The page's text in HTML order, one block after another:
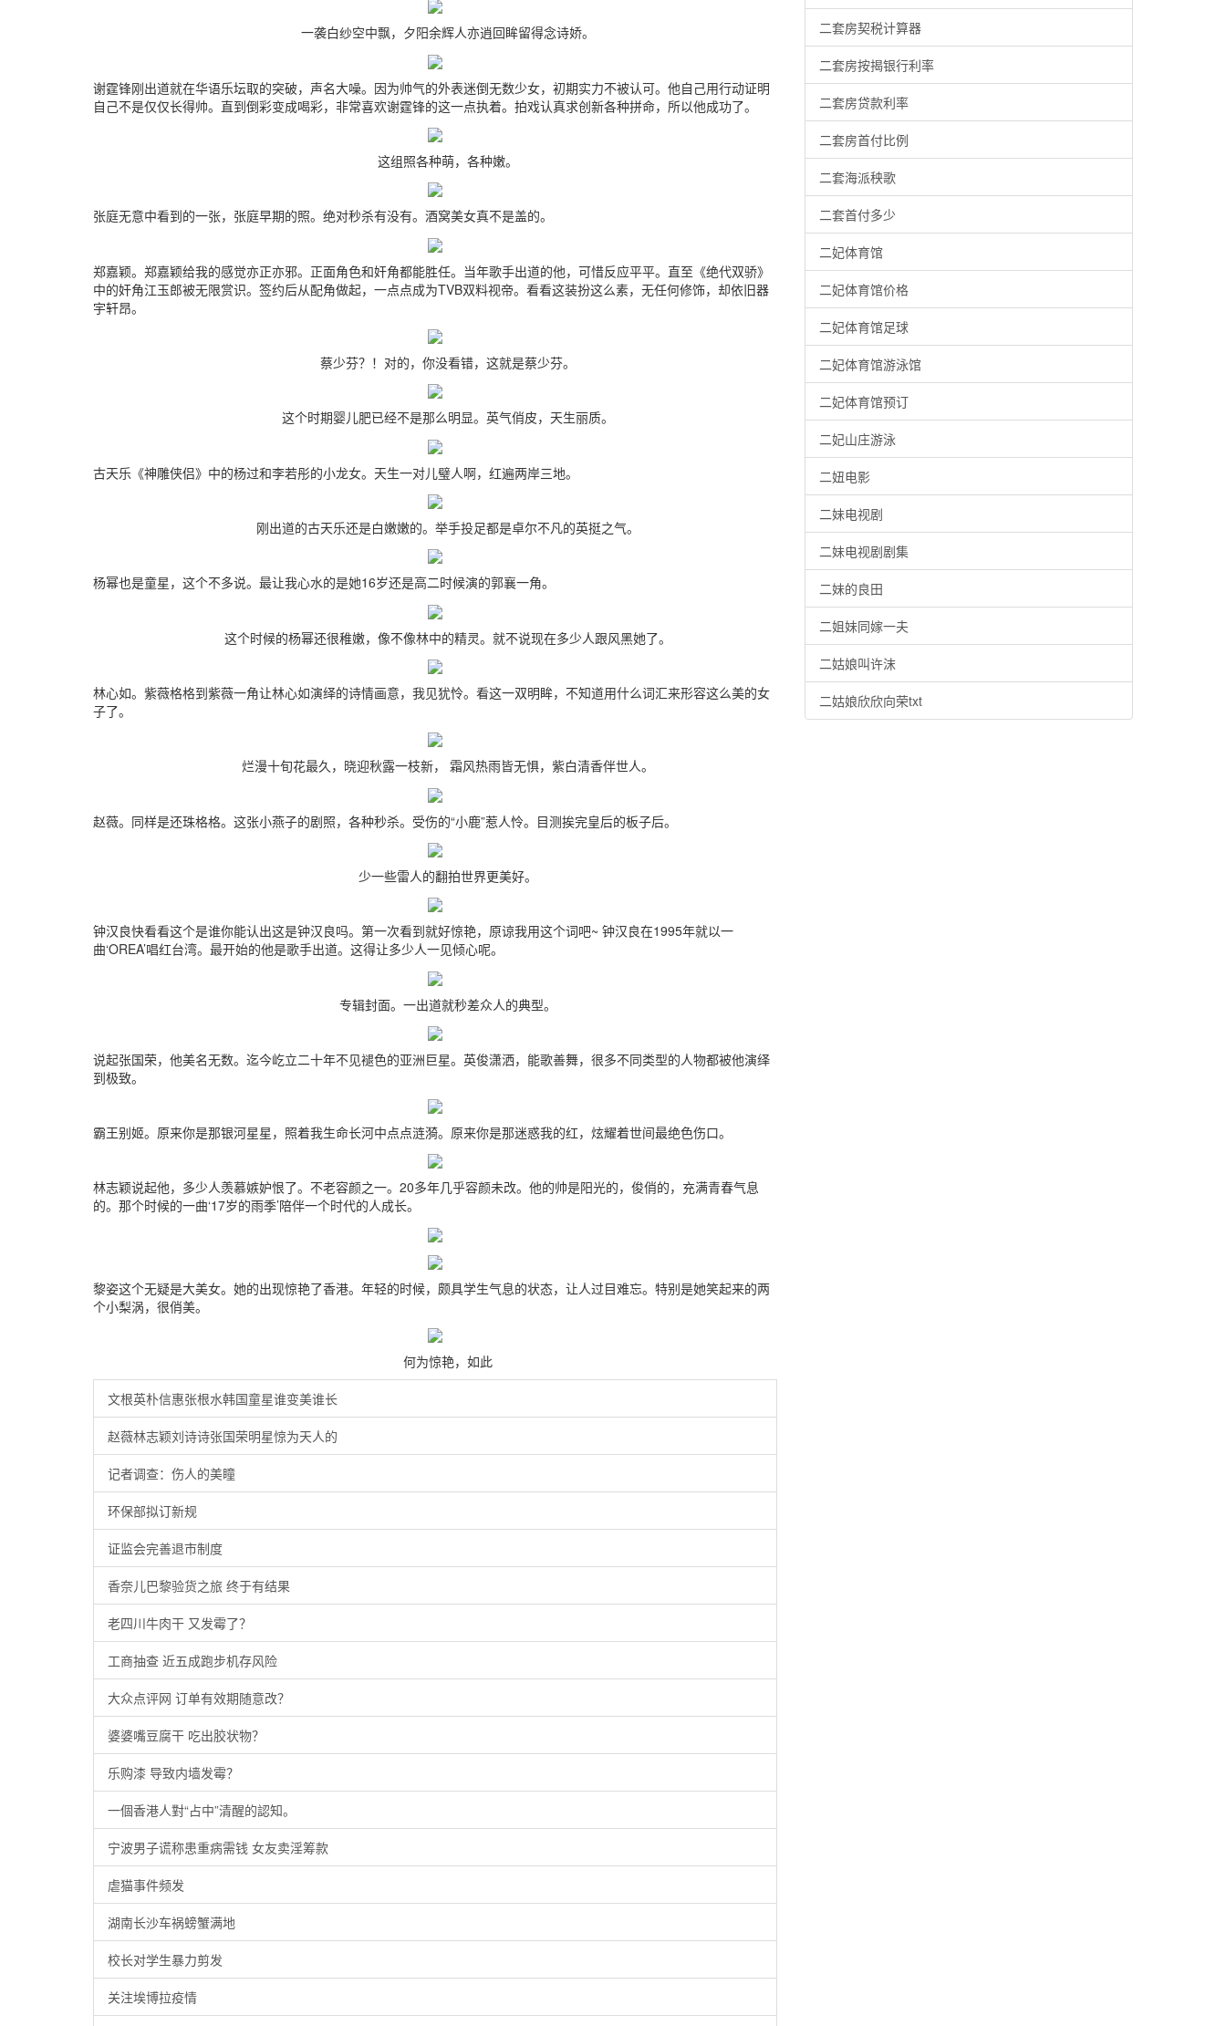
一袭白纱空中飘，夕阳余辉人亦逍回眸留得念诗娇。
谢霆锋刚出道就在华语乐坛取的突破，声名大噪。因为帅气的外表迷倒无数少女，初期实力不被认可。他自己用行动证明
自己不是仅仅长得帅。直到倒彩变成喝彩，非常喜欢谢霆锋的这一点执着。拍戏认真求创新各种拼命，所以他成功了。
这组照各种萌，各种嫩。
张庭无意中看到的一张，张庭早期的照。绝对秒杀有没有。酒窝美女真不是盖的。
郑嘉颖。郑嘉颖给我的感觉亦正亦邪。正面角色和奸角都能胜任。当年歌手出道的他，可惜反应平平。直至《绝代双骄》
中的奸角江玉郎被无限赏识。签约后从配角做起，一点点成为TVB双料视帝。看看这装扮这么素，无任何修饰，却依旧器
宇轩昂。
蔡少芬？！对的，你没看错，这就是蔡少芬。
这个时期婴儿肥已经不是那么明显。英气俏皮，天生丽质。
古天乐《神雕侠侣》中的杨过和李若彤的小龙女。天生一对儿璧人啊，红遍两岸三地。
刚出道的古天乐还是白嫩嫩的。举手投足都是卓尔不凡的英挺之气。
杨幂也是童星，这个不多说。最让我心水的是她16岁还是高二时候演的郭襄一角。
这个时候的杨幂还很稚嫩，像不像林中的精灵。就不说现在多少人跟风黑她了。
林心如。紫薇格格到紫薇一角让林心如演绎的诗情画意，我见犹怜。看这一双明眸，不知道用什么词汇来形容这么美的女
子了。
烂漫十旬花最久，晓迎秋露一枝新， 霜风热雨皆无惧，紫白清香伴世人。
赵薇。同样是还珠格格。这张小燕子的剧照，各种秒杀。受伤的“小鹿”惹人怜。目测挨完皇后的板子后。
少一些雷人的翻拍世界更美好。
钟汉良快看看这个是谁你能认出这是钟汉良吗。第一次看到就好惊艳，原谅我用这个词吧~ 钟汉良在1995年就以一
曲‘OREA’唱红台湾。最开始的他是歌手出道。这得让多少人一见倾心呢。
专辑封面。一出道就秒差众人的典型。
说起张国荣，他美名无数。迄今屹立二十年不见褪色的亚洲巨星。英俊潇洒，能歌善舞，很多不同类型的人物都被他演绎
到极致。
霸王别姬。原来你是那银河星星，照着我生命长河中点点涟漪。原来你是那迷惑我的红，炫耀着世间最绝色伤口。
林志颖说起他，多少人羡慕嫉妒恨了。不老容颜之一。20多年几乎容颜未改。他的帅是阳光的，俊俏的，充满青春气息
的。那个时候的一曲‘17岁的雨季’陪伴一个时代的人成长。
黎姿这个无疑是大美女。她的出现惊艳了香港。年轻的时候，颇具学生气息的状态，让人过目难忘。特别是她笑起来的两
个小梨涡，很俏美。
何为惊艳，如此
文根英朴信惠张根水韩国童星谁变美谁长
赵薇林志颖刘诗诗张国荣明星惊为天人的
记者调查：伤人的美瞳
环保部拟订新规
证监会完善退市制度
香奈儿巴黎验货之旅 终于有结果
老四川牛肉干 又发霉了？
工商抽查 近五成跑步机存风险
大众点评网 订单有效期随意改？
婆婆嘴豆腐干 吃出胶状物？
乐购漆 导致内墙发霉？
一個香港人對“占中”清醒的認知。
宁波男子谎称患重病需钱 女友卖淫筹款
虐猫事件频发
湖南长沙车祸螃蟹满地
校长对学生暴力剪发
关注埃博拉疫情
二套房契税计算器
二套房按揭银行利率
二套房贷款利率
二套房首付比例
二套海派秧歌
二套首付多少
二妃体育馆
二妃体育馆价格
二妃体育馆足球
二妃体育馆游泳馆
二妃体育馆预订
二妃山庄游泳
二妞电影
二妹电视剧
二妹电视剧剧集
二妹的良田
二姐妹同嫁一夫
二姑娘叫许沫
二姑娘欣欣向荣txt